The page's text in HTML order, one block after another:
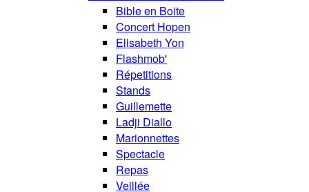
Bible en Boite
Concert Hopen
Elisabeth Yon
Flashmob'
Répetitions
Stands
Guillemette
Ladji Diallo
Marionnettes
Spectacle
Repas
Veillée